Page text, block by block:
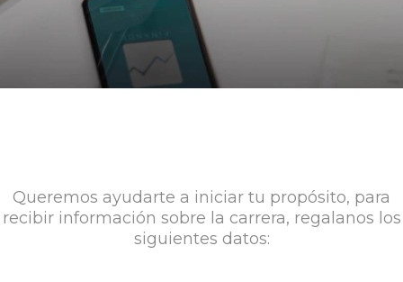
Queremos ayudarte a iniciar tu propósito, para
recibir información sobre la carrera, regalanos los
siguientes datos: